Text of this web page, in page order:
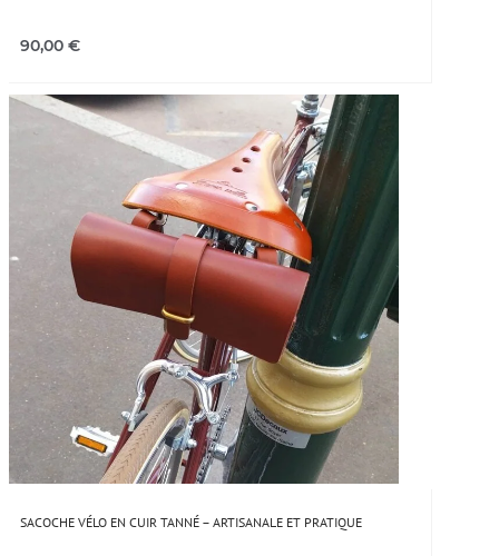
90,00 €
SACOCHE VÉLO EN CUIR TANNÉ – ARTISANALE ET PRATIQUE